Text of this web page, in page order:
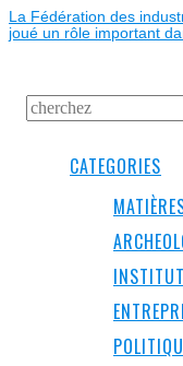
La Fédération des
joué un rôle important
CATEGORIES